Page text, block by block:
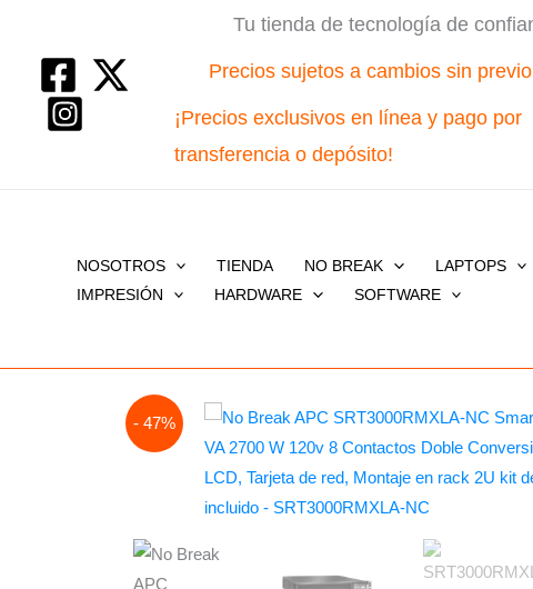
contenido
Tu tienda de tecnología de
Precios sujetos a cambios sin
¡Precios exclusivos en línea y pago por
transferencia o depósito!
NOSOTROS TIENDA NO BREAK LAPTOPS
IMPRESIÓN
HARDWARE SOFTWARE
- 47%